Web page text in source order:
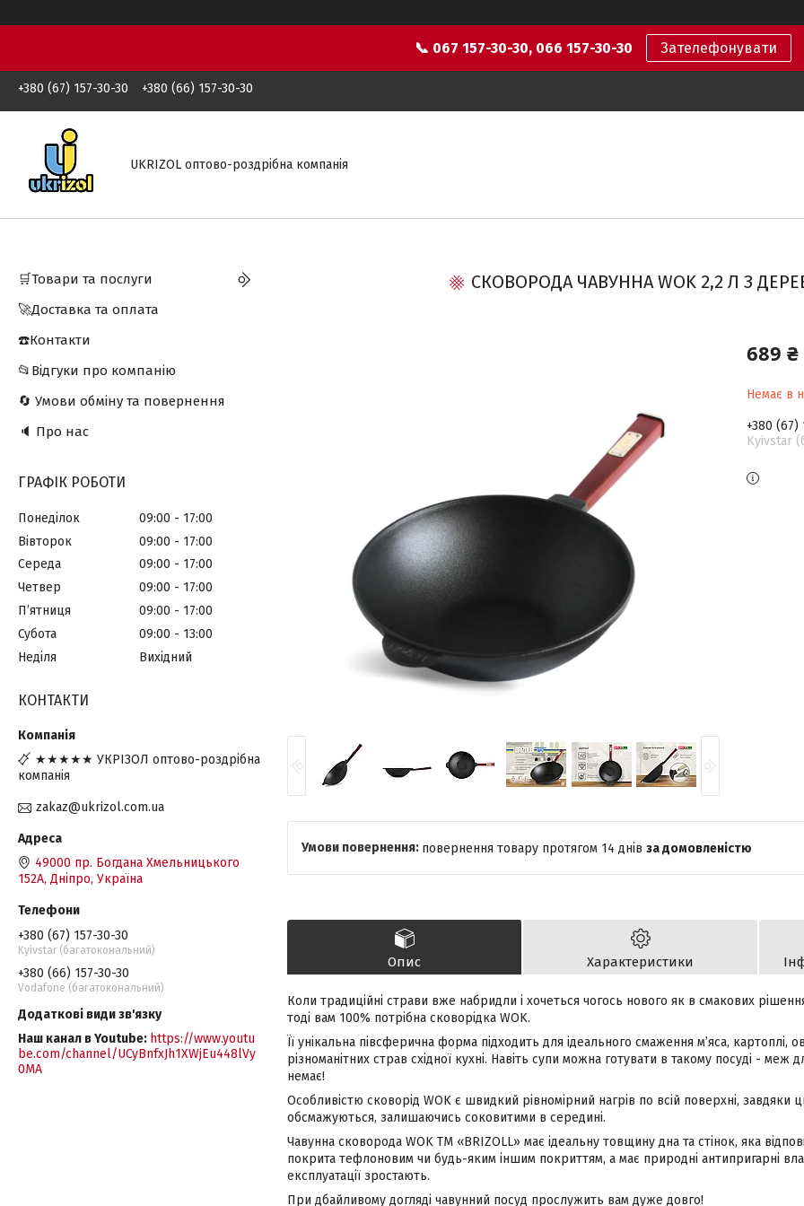
📞 067 157-30-30, 066 157-30-30 Зателефонувати
+380 (67) 157-30-30 +380 (66) 157-30-30
UKRIZOL оптово-роздрібна компанія
СКОВОРОДА ЧАВУННА WOK 2,2 Л З
689 ₴
Немає в
+380 (67)
Kyivstar
повернення товару протягом 14 днів за домовленістю
Опис Характеристики
Коли традиційні страви вже набридли і хочеться чогось нового як в смакових
тоді вам 100% потрібна сковорідка WOK.
Її унікальна півсферична форма підходить для ідеального смаження м’яса, картоплі,
різноманітних страв східної кухні. Навіть супи можна готувати в такому посуді - меж
немає!
Особливістю сковорід WOK є швидкий рівномірний нагрів по всій поверхні,
обсмажуються, залишаючись соковитими в середині.
Чавунна сковорода WOK ТМ «BRIZOLL» має ідеальну товщину дна та стінок, яка
покрита тефлоновим чи будь-яким іншим покриттям, а має природні антипригарні
експлуатації зростають.
При дбайливому догляді чавунний посуд прослужить вам дуже довго!
🛒Товари та послуги
🚀Доставка та оплата
☎️Контакти
📂Відгуки про компанію
🔄 Умови обміну та повернення
🔈 Про нас
ГРАФІК РОБОТИ
Понеділок 09:00
17:00
Вівторок
09:00
17:00
Середа
09:00
17:00
Четвер
09:00
17:00
Пʼятниця
09:00
17:00
Субота
09:00
13:00
Неділя
Вихідний
КОНТАКТИ
★★★★★ УКРІЗОЛ оптово-роздрібна
компанія
zakaz@ukrizol.com.ua
49000 пр. Богдана Хмельницького
152А, Дніпро, Україна
+380 (67) 157-30-30
Kyivstar (багатокональний)
+380 (66) 157-30-30
Vodafone (багатокональний)
Наш канал в Youtube https://www.youtu
be.com/channel/UCyBnfxJh1XWjEu448lVy
0MA